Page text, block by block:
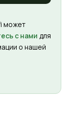
может
с нами для
о нашей